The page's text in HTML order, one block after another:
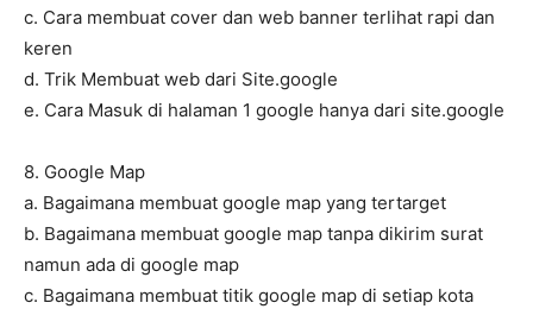
c. Cara membuat cover dan web banner terlihat rapi dan
keren
d. Trik Membuat web dari Site.google
e. Cara Masuk di halaman 1 google hanya dari site.google
8. Google Map
a. Bagaimana membuat google map yang tertarget
b. Bagaimana membuat google map tanpa dikirim surat
namun ada di google map
c. Bagaimana membuat titik google map di setiap kota